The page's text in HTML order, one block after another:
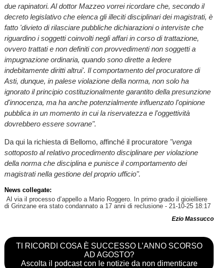
due rapinatori. Al dottor Mazzeo vorrei ricordare che, secondo il
decreto legislativo che elenca gli illeciti disciplinari dei magistrati, è
fatto 'divieto di rilasciare pubbliche dichiarazioni o interviste che
riguardino i soggetti coinvolti negli affari in corso di trattazione,
ovvero trattati e non definiti con provvedimenti non soggetti a
impugnazione ordinaria, quando sono dirette a ledere
indebitamente diritti altrui'. Il comportamento del procuratore di
Asti, dunque, in palese violazione della norma, non solo ha
ignorato il principio costituzionalmente garantito della presunzione
d'innocenza, ma ha anche potenzialmente influenzato l'opinione
pubblica in un momento in cui la riservatezza e l'oggettività
dovrebbero essere sovrane".
Da qui la richiesta di Bellomo, affinché il procuratore "venga
sottoposto al relativo procedimento disciplinare per violazione
della norma che disciplina e punisce il comportamento dei
magistrati nella gestione del proprio ufficio".
News collegate:
Al via il processo d’appello a Mario Roggero. In primo grado il gioielliere
di Grinzane era stato condannato a 17 anni di reclusione- 21-10-25 18:17
Ezio Massucco
TI RICORDI COSA È SUCCESSO L’ANNO SCORSO
AD AGOSTO?
Ascolta il podcast con le notizie da non dimenticare